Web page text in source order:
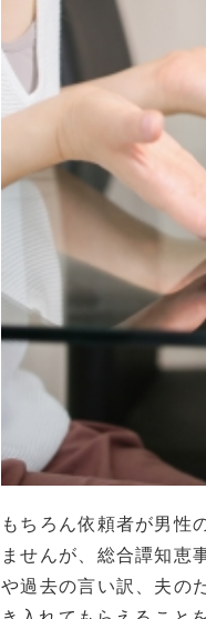
もちろん依頼者が男性
ませんが、総合譚知恵
や過去の言い訳、夫の